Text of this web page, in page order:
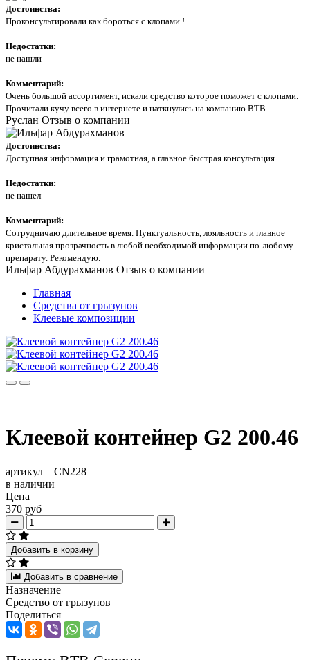
Достоинства:
Проконсультировали как бороться с клопами !
Недостатки:
не нашли
Комментарий:
Очень большой ассортимент, искали средство которое поможет с клопами.
Прочитали кучу всего в интернете и наткнулись на компанию ВТВ.
Руслан Отзыв о компании
Достоинства:
Доступная информация и грамотная, а главное быстрая консультация
Недостатки:
не нашел
Комментарий:
Сотрудничаю длительное время. Пунктуальность, лояльность и главное
кристальная прозрачность в любой необходимой информации по-любому
препарату. Рекомендую.
Ильфар Абдурахманов Отзыв о компании
Главная
Средства от грызунов
Клеевые композиции
Клеевой контейнер G2 200.46
артикул – CN228
в наличии
Цена
370 руб
Добавить в корзину
Добавить в сравнение
Назначение
Средство от грызунов
Поделиться